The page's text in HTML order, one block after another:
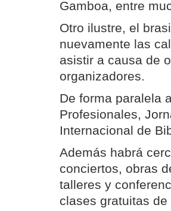
Gamboa, entre
Otro ilustre, el
nuevamente las
asistir a causa de
organizadores.
De forma paralela
Profesionales,
Internacional de
Además habrá
conciertos, obras
talleres y
clases gratuitas de